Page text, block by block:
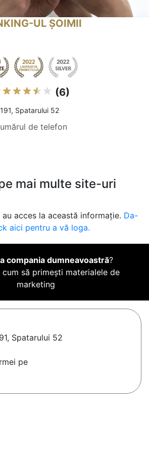
UL ȘOIMII
(6)
Spatarului 52
de telefon
mai multe site-uri
acces la această informație. Da-
aici pentru a vă loga.
compania dumneavoastră?
cum să primești materialele de
marketing
Spatarului 52
pe